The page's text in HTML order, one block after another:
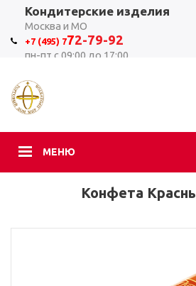
Кондитерские изделия
Москва и МО
+7 (495) 772-79-92
пн-пт с 09:00 до 17:00
МЕНЮ
Конфета